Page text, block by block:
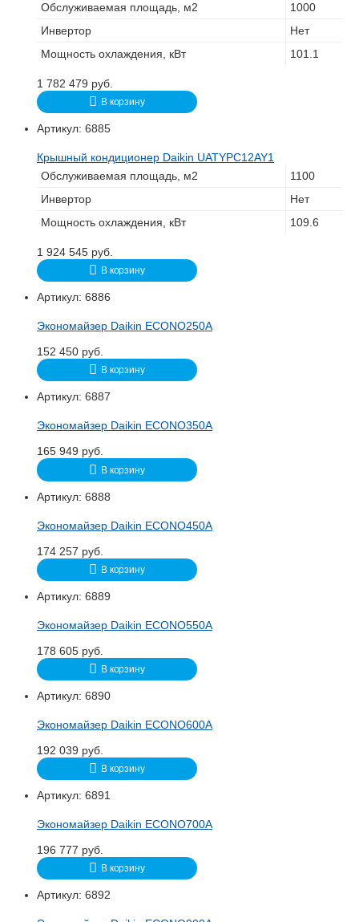
Обслуживаемая площадь, м2
1000
Инвертор
Нет
Мощность охлаждения, кВт
101.1
1 782 479 руб.
В корзину
Артикул: 6885
Крышный кондиционер Daikin UATYPC12AY1
Обслуживаемая площадь, м2
1100
Инвертор
Нет
Мощность охлаждения, кВт
109.6
1 924 545 руб.
В корзину
Артикул: 6886
Экономайзер Daikin ECONO250A
152 450 руб.
В корзину
Артикул: 6887
Экономайзер Daikin ECONO350A
165 949 руб.
В корзину
Артикул: 6888
Экономайзер Daikin ECONO450A
174 257 руб.
В корзину
Артикул: 6889
Экономайзер Daikin ECONO550A
178 605 руб.
В корзину
Артикул: 6890
Экономайзер Daikin ECONO600A
192 039 руб.
В корзину
Артикул: 6891
Экономайзер Daikin ECONO700A
196 777 руб.
В корзину
Артикул: 6892